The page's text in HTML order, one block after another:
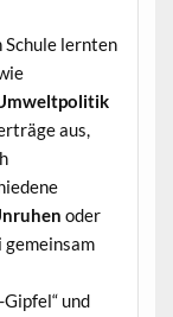
Schule lernten
aus,
oder
gemeinsam
Gipfel“ und